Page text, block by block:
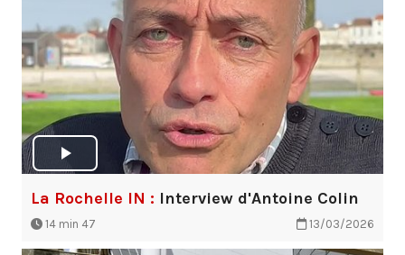
La Rochelle IN : Interview d'Antoine Colin
14 min 47 13/03/2026